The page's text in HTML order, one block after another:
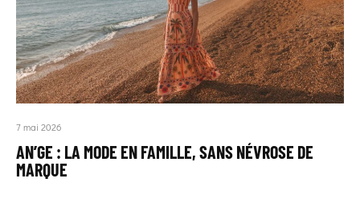
7 mai 2026
AN’GE : LA MODE EN FAMILLE, SANS NÉVROSE DE
MARQUE